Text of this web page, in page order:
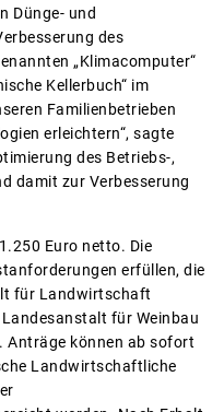
Dünge- und
des
„Klimacomputer“
Kellerbuch“ im
Familienbetrieben
erleichtern“, sagte
des Betriebs-,
damit zur Verbesserung
Euro netto. Die
erfüllen, die
für Landwirtschaft
für Weinbau
Anträge können ab sofort
Landwirtschaftliche